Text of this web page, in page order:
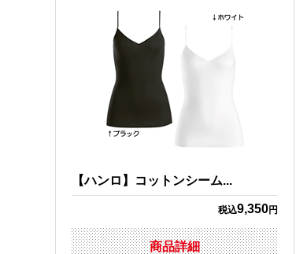
【ハンロ】コットンシーム...
税込9,350円
商品詳細